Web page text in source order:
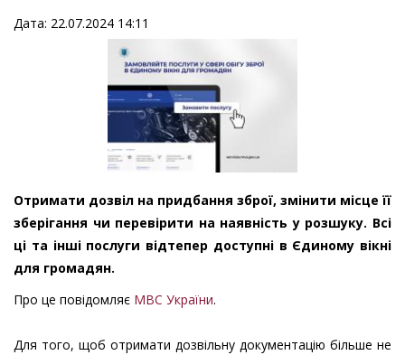
Дата: 22.07.2024 14:11
Отримати дозвіл на придбання зброї, змінити місце її
зберігання чи перевірити на наявність у розшуку. Всі
ці та інші послуги відтепер доступні в Єдиному вікні
для громадян.
Про це повідомляє МВС України.
Для того, щоб отримати дозвільну документацію більше не